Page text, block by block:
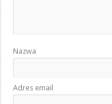
Nazwa
Adres email